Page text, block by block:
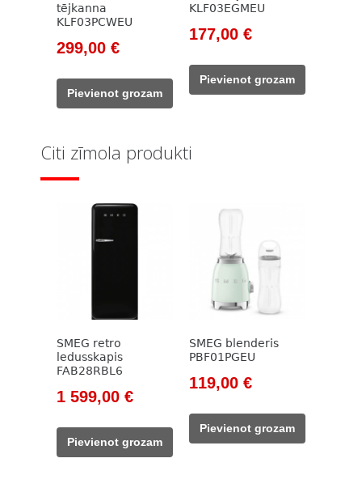
tējkanna
KLF03PCWEU
Original
was:
399,00 €.
299,00 €Current
299,00 €.
Pievienot grozam
KLF03EGMEU
Original
was:
203,00 €.
177,00 €Current
177,00 €.
Pievienot grozam
Citi zīmola produkti
SMEG retro
ledusskapis
FAB28RBL6
Original
was:
1
1 599,00 €Current
Pievienot grozam
SMEG blenderis
PBF01PGEU
Original
was:
138,00 €.
119,00 €Current
119,00 €.
Pievienot grozam